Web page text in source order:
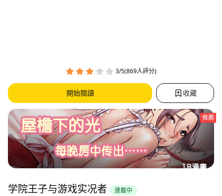
3/5(869人評分)
開始閱讀 收藏
推薦
学院王子与游戏实况者 連載中